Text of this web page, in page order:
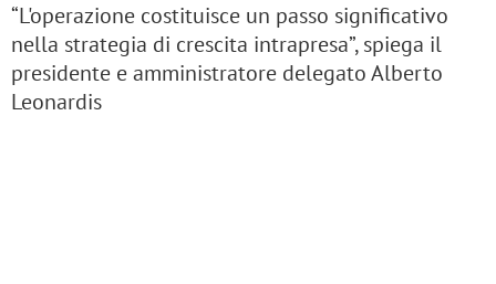
“L'operazione costituisce un passo significativo
nella strategia di crescita intrapresa”, spiega il
presidente e amministratore delegato Alberto
Leonardis